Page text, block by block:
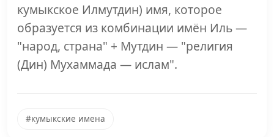
кумыкское Илмутдин) имя, которое
образуется из комбинации имён Иль —
"народ, страна" + Мутдин — "религия
(Дин) Мухаммада — ислам".
#кумыкские имена